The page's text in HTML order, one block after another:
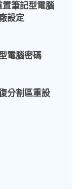
筆記型電腦
設定
電腦密碼
分割區重設